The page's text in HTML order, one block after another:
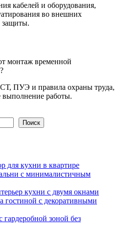
кабелей и оборудования,
во внешних
защиты.
монтаж временной
ПУЭ и правила охраны труда,
выполнение работы.
Поиск
для кухни в квартире
с минималистичным
кухни с двумя окнами
гостиной с декоративными
гардеробной зоной без